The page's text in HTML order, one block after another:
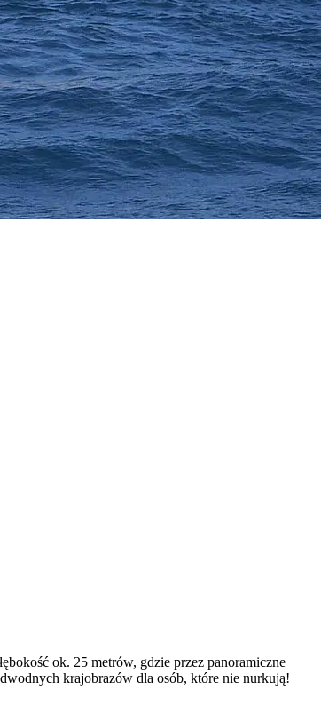
ok. 25 metrów, gdzie przez panoramiczne
krajobrazów dla osób, które nie nurkują!